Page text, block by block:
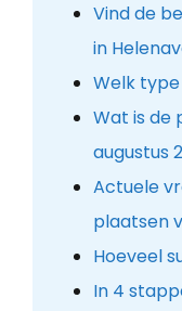
Vind de
in
Welk
Wat is de
augustus
Actuele
plaatsen
Hoeveel
In 4